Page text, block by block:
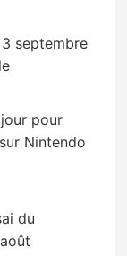
septembre
pour
Nintendo
du